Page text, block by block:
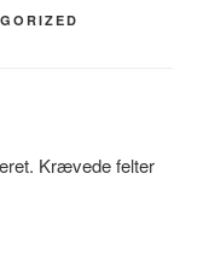
Krævede felter